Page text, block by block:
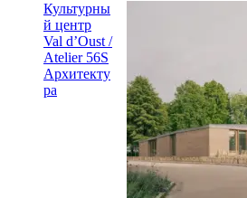
Культурны
й центр
Val d’Oust /
Atelier 56S
Архитекту
ра